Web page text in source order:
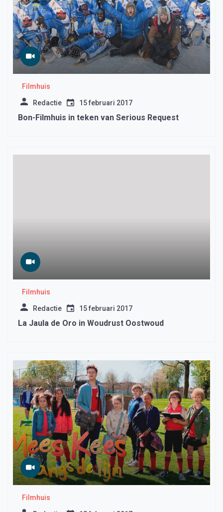
Filmhuis
Redactie 15 februari 2017
Bon-Filmhuis in teken van Serious Request
Filmhuis
Redactie 15 februari 2017
La Jaula de Oro in Woudrust Oostwoud
Filmhuis